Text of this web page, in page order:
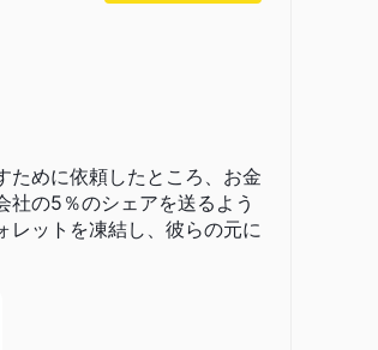
行オプションを提供しています。24
電話およびSMSバンキング、
ために依頼したところ、お金
社の5％のシェアを送るよう
レットを凍結し、彼らの元に